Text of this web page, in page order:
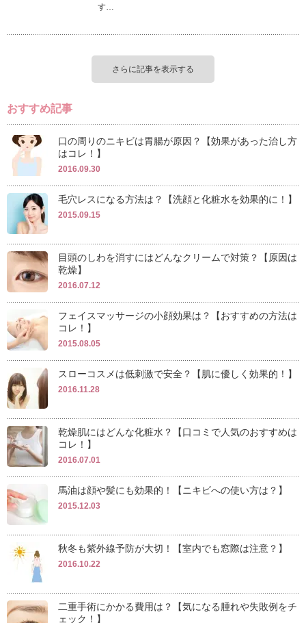
す…
さらに記事を表示する
おすすめ記事
口の周りのニキビは胃腸が原因？【効果があった治し方
はコレ！】
2016.09.30
毛穴レスになる方法は？【洗顔と化粧水を効果的に！】
2015.09.15
目頭のしわを消すにはどんなクリームで対策？【原因は
乾燥】
2016.07.12
フェイスマッサージの小顔効果は？【おすすめの方法は
コレ！】
2015.08.05
スローコスメは低刺激で安全？【肌に優しく効果的！】
2016.11.28
乾燥肌にはどんな化粧水？【口コミで人気のおすすめは
コレ！】
2016.07.01
馬油は顔や髪にも効果的！【ニキビへの使い方は？】
2015.12.03
秋冬も紫外線予防が大切！【室内でも窓際は注意？】
2016.10.22
二重手術にかかる費用は？【気になる腫れや失敗例をチ
ェック！】